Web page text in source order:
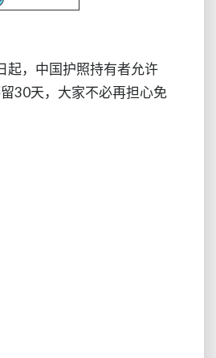
起，中国护照持有者允许
30天，大家不必再担心免